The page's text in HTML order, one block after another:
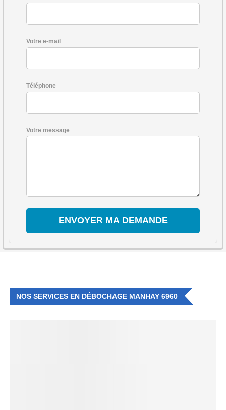
Votre e-mail
Téléphone
Votre message
NOS SERVICES EN DÉBOCHAGE MANHAY 6960